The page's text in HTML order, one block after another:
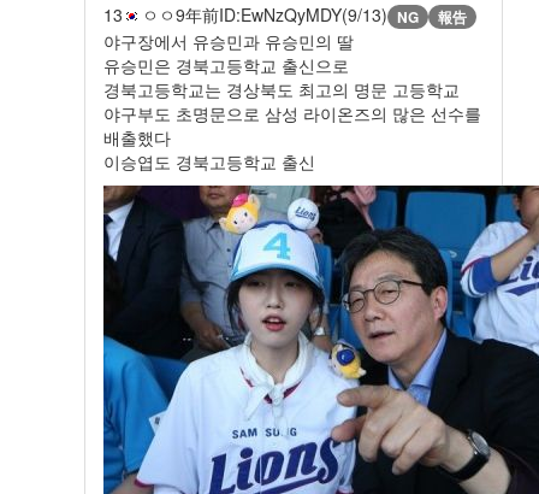
13 ㅇㅇ9年前ID:EwNzQyMDY(9/13) NG 報告
야구장에서 유승민과 유승민의 딸
유승민은 경북고등학교 출신으로
경북고등학교는 경상북도 최고의 명문 고등학교
야구부도 초명문으로 삼성 라이온즈의 많은 선수를
배출했다
이승엽도 경북고등학교 출신